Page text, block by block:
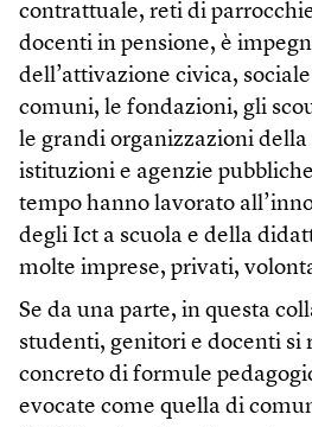
contrattuale, reti di
docenti in pensione, è
dell’attivazione civica,
comuni, le fondazioni, gli
le grandi organizzazioni
istituzioni e agenzie
tempo hanno lavorato
degli Ict a scuola e della
molte imprese, privati,
Se da una parte, in questa
studenti, genitori e docenti si
concreto di formule
evocate come quella di